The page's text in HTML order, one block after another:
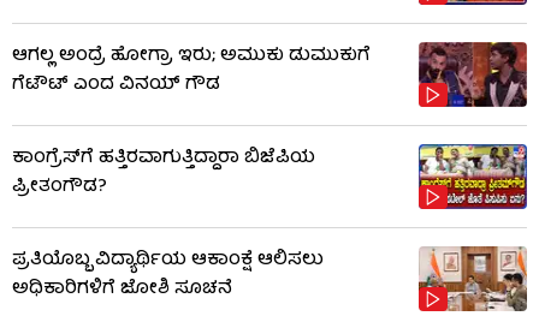
ಆಗಲ್ಲ ಅಂದ್ರೆ ಹೋಗ್ರಾ ಇರು; ಅಮುಕು ಡುಮುಕುಗೆ
ಗೆಟೌಟ್ ಎಂದ ವಿನಯ್ ಗೌಡ
ಕಾಂಗ್ರೆಸ್​​ಗೆ ಹತ್ತಿರವಾಗುತ್ತಿದ್ದಾರಾ ಬಿಜೆಪಿಯ
ಪ್ರೀತಂಗೌಡ?
ಪ್ರತಿಯೊಬ್ಬ ವಿದ್ಯಾರ್ಥಿಯ ಆಕಾಂಕ್ಷೆ ಆಲಿಸಲು
ಅಧಿಕಾರಿಗಳಿಗೆ ಜೋಶಿ ಸೂಚನೆ